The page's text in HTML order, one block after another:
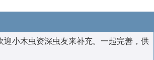
迎小木虫资深虫友来补充。一起完善，供